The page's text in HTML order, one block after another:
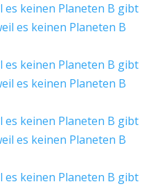
es keinen Planeten B gibt
es keinen Planeten B gibt
es keinen Planeten B gibt
es keinen Planeten B gibt